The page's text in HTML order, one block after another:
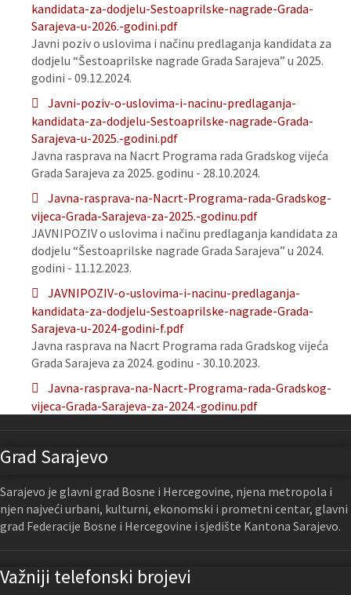
kandidata-za-dodjelu-Sestoaprilske-nagrade-Grada-
Sarajeva-u-2026.-godini.pdf
Javni poziv o uslovima i načinu predlaganja kandidata za
dodjelu “Šestoaprilske nagrade Grada Sarajeva” u 2025.
godini - 09.12.2024.
Javni-poziv-o-uslovima-i-nacinu-predlaganja-
kandidata-za-dodjelu-Sestoaprilske-nagrade-Grada-
Sarajeva-u-2025.-godini.pdf
Javna rasprava na Nacrt Programa rada Gradskog vijeća
Grada Sarajeva za 2025. godinu - 28.10.2024.
Javna-rasprava-na-Nacrt-Programa-rada-Gradskog-
vijeca-Grada-Sarajeva-za-2025.-godinu.pdf
JAVNIPOZIV o uslovima i načinu predlaganja kandidata za
dodjelu “Šestoaprilske nagrade Grada Sarajeva” u 2024.
godini - 11.12.2023.
JAVNIPOZIV-o-uslovima-i-nacinu-predlaganja-
kandidata-za-dodjelu-Sestoaprilske-nagrade-Grada-
Sarajeva-u-2024-godini-f.pdf
Javna rasprava na Nacrt Programa rada Gradskog vijeća
Grada Sarajeva za 2024. godinu - 30.10.2023.
Javna-rasprava-na-Nacrt-Programa-rada-Gradskog-
vijeca-Grada-Sarajeva-za-2024.-godinu.pdf
Grad Sarajevo
Sarajevo je glavni grad Bosne i Hercegovine, njena metropola i
njen najveći urbani, kulturni, ekonomski i prometni centar, glavni
grad Federacije Bosne i Hercegovine i sjedište Kantona Sarajevo.
Važniji telefonski brojevi